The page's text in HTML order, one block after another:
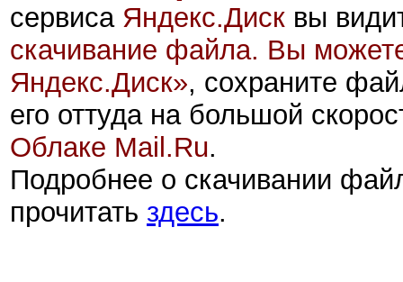
сервиса Яндекс.Диск вы
скачивание файла. Вы
Яндекс.Диск», сохраните
его оттуда на большой
Облаке Mail.Ru.
Подробнее о скачивании
прочитать здесь.